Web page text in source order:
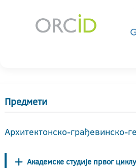
Предмети
Архитектонско-грађевинско-
Академске студије првог